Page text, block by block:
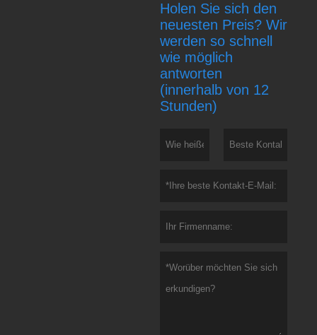
Holen Sie sich den
neuesten Preis? Wir
werden so schnell
wie möglich
antworten
(innerhalb von 12
Stunden)